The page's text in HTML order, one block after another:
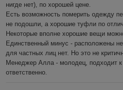
нигде нет), по хорошей цене.
Есть возможность померить одежду
не подошли, а хорошие туфли по
Некоторые вполне хорошие вещи
Единственный минус - расположены
для частных лиц нет. Но это не
Менеджер Алла - молодец, подходит к
ответственно.